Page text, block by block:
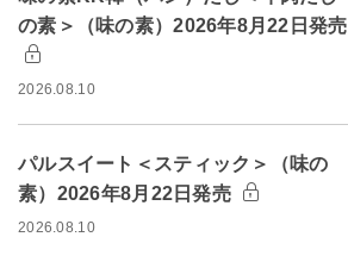
の素＞（味の素）2026年8月22日発売
2026.08.10
パルスイート＜スティック＞（味の
素）2026年8月22日発売
2026.08.10